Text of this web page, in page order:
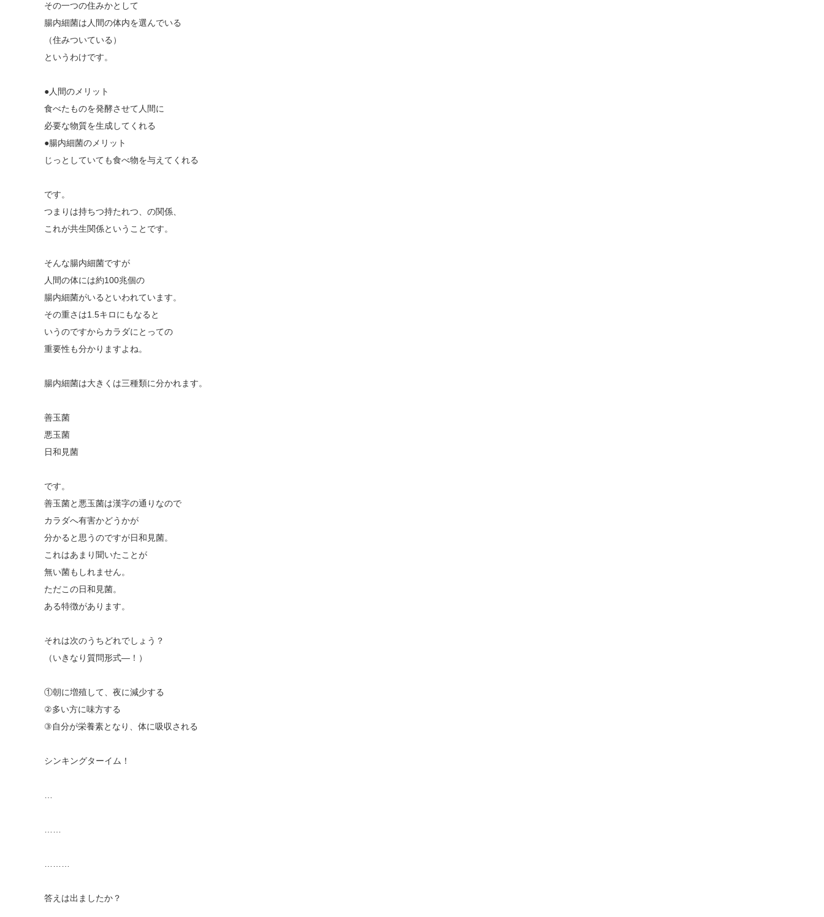
その一つの住みかとして
腸内細菌は人間の体内を選んでいる
（住みついている）
というわけです。
●人間のメリット
食べたものを発酵させて人間に
必要な物質を生成してくれる
●腸内細菌のメリット
じっとしていても食べ物を与えてくれる
です。
つまりは持ちつ持たれつ、の関係、
これが共生関係ということです。
そんな腸内細菌ですが
人間の体には約100兆個の
腸内細菌がいるといわれています。
その重さは1.5キロにもなると
いうのですからカラダにとっての
重要性も分かりますよね。
腸内細菌は大きくは三種類に分かれます。
善玉菌
悪玉菌
日和見菌
です。
善玉菌と悪玉菌は漢字の通りなので
カラダへ有害かどうかが
分かると思うのですが日和見菌。
これはあまり聞いたことが
無い菌もしれません。
ただこの日和見菌。
ある特徴があります。
それは次のうちどれでしょう？
（いきなり質問形式―！）
①朝に増殖して、夜に減少する
②多い方に味方する
③自分が栄養素となり、体に吸収される
シンキングターイム！
答えは出ましたか？